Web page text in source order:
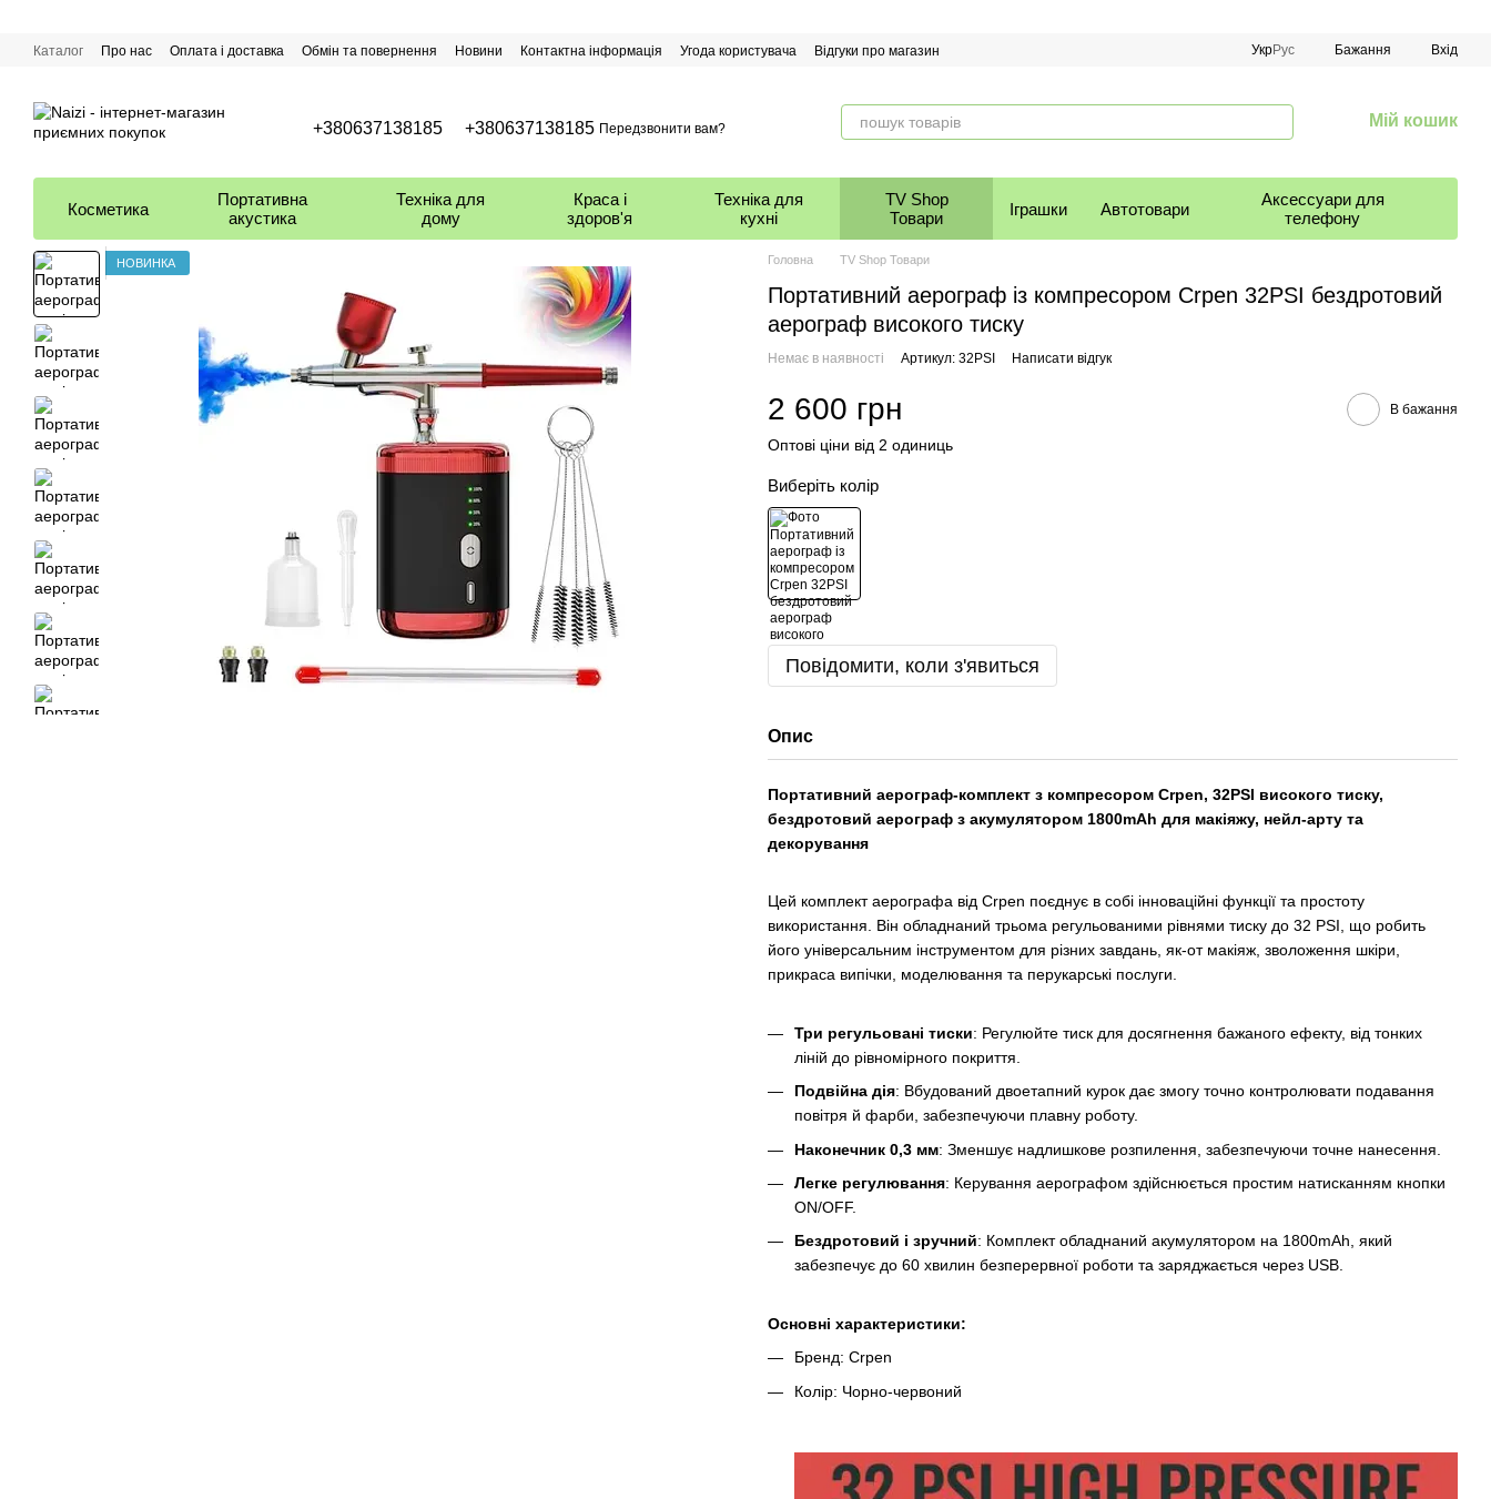
Каталог Про нас Оплата і доставка Обмін та повернення Новини Контактна інформація Угода користувача Відгуки про магазин УкрРус Бажання Вхід
+380637138185 +380637138185 Передзвонити вам? Мій кошик
Косметика
Портативна
акустика
Техніка для
дому
Краса і
здоров'я
Техніка для
кухні
TV Shop
Товари
Іграшки Автотовари
Аксессуари для
телефону
НОВИНКА Головна TV Shop Товари
Портативний аерограф із компресором Crpen 32PSI бездротовий
аерограф високого тиску
Немає в наявності Артикул: 32PSI Написати відгук
2 600 грн В бажання
Оптові ціни від 2 одиниць
Виберіть колір
Повідомити, коли з'явиться
Опис
Портативний аерограф-комплект з компресором Crpen, 32PSI високого тиску,
бездротовий аерограф з акумулятором 1800mAh для макіяжу, нейл-арту та
декорування
Цей комплект аерографа від Crpen поєднує в собі інноваційні функції та простоту
використання. Він обладнаний трьома регульованими рівнями тиску до 32 PSI, що робить
його універсальним інструментом для різних завдань, як-от макіяж, зволоження шкіри,
прикраса випічки, моделювання та перукарські послуги.
Три регульовані тиски: Регулюйте тиск для досягнення бажаного ефекту, від тонких
ліній до рівномірного покриття.
Подвійна дія: Вбудований двоетапний курок дає змогу точно контролювати подавання
повітря й фарби, забезпечуючи плавну роботу.
Наконечник 0,3 мм: Зменшує надлишкове розпилення, забезпечуючи точне нанесення.
Легке регулювання: Керування аерографом здійснюється простим натисканням кнопки
ON/OFF.
Бездротовий і зручний: Комплект обладнаний акумулятором на 1800mAh, який
забезпечує до 60 хвилин безперервної роботи та заряджається через USB.
Основні характеристики:
Бренд: Crpen
Колір: Чорно-червоний